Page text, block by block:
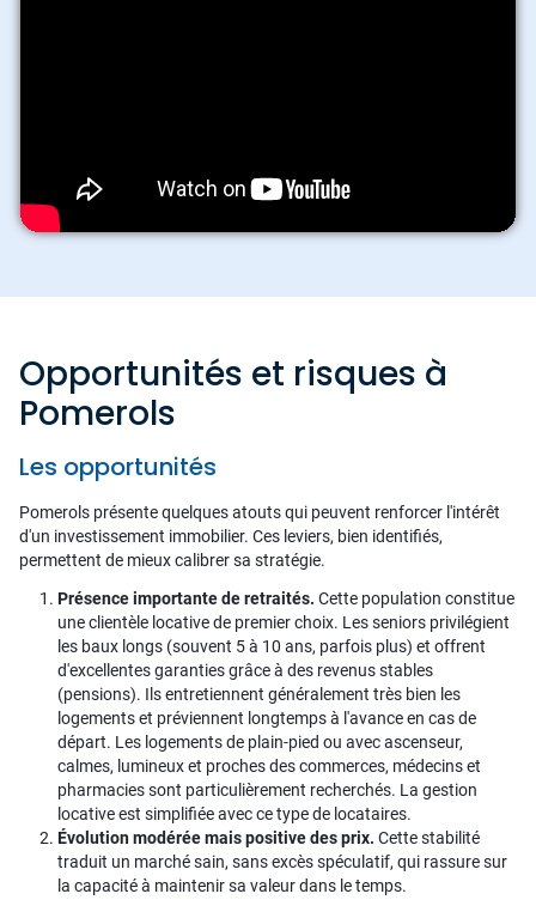
Opportunités et risques à
Pomerols
Les opportunités
Pomerols présente quelques atouts qui peuvent renforcer l'intérêt
d'un investissement immobilier. Ces leviers, bien identifiés,
permettent de mieux calibrer sa stratégie.
Présence importante de retraités. Cette population constitue
une clientèle locative de premier choix. Les seniors privilégient
les baux longs (souvent 5 à 10 ans, parfois plus) et offrent
d'excellentes garanties grâce à des revenus stables
(pensions). Ils entretiennent généralement très bien les
logements et préviennent longtemps à l'avance en cas de
départ. Les logements de plain-pied ou avec ascenseur,
calmes, lumineux et proches des commerces, médecins et
pharmacies sont particulièrement recherchés. La gestion
locative est simplifiée avec ce type de locataires.
Évolution modérée mais positive des prix. Cette stabilité
traduit un marché sain, sans excès spéculatif, qui rassure sur
la capacité à maintenir sa valeur dans le temps.